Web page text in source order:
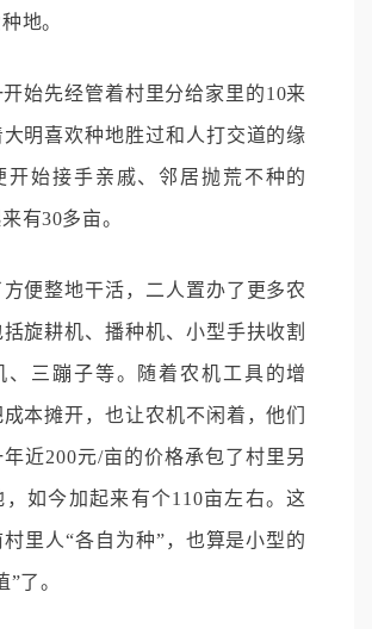
地。
始先经管着村里分给家里的10来
明喜欢种地胜过和人打交道的缘
开始接手亲戚、邻居抛荒不种的
有30多亩。
方便整地干活，二人置办了更多农
旋耕机、播种机、小型手扶收割
、三蹦子等。随着农机工具的增
本摊开，也让农机不闲着，他们
近200元/亩的价格承包了村里另
，如今加起来有个110亩左右。这
里人“各自为种”，也算是小型的
了。